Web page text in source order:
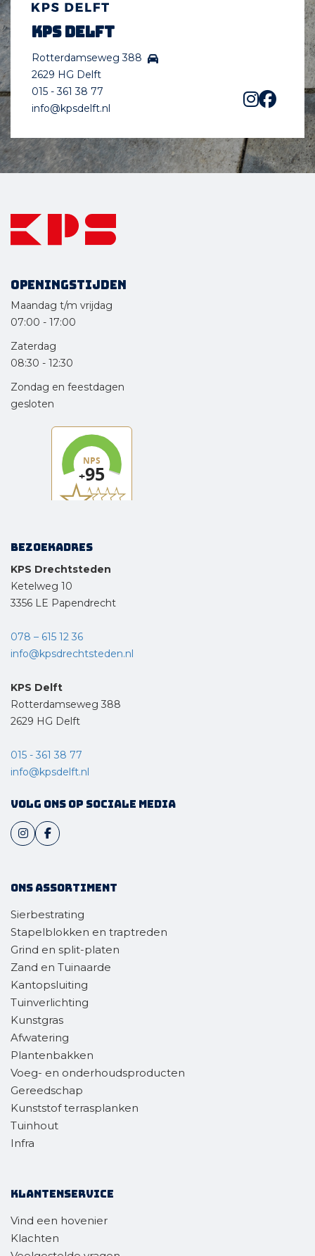
KPS Delft
Rotterdamseweg 388
2629 HG Delft
015 - 361 38 77
info@kpsdelft.nl
Openingstijden
Maandag t/m vrijdag
07:00 - 17:00
Zaterdag
08:30 - 12:30
Zondag en feestdagen
gesloten
Bezoekadres
KPS Drechtsteden
Ketelweg 10
3356 LE Papendrecht
078 – 615 12 36
info@kpsdrechtsteden.nl
KPS Delft
Rotterdamseweg 388
2629 HG Delft
015 - 361 38 77
info@kpsdelft.nl
Volg ons op sociale media
Ons assortiment
Sierbestrating
Stapelblokken en traptreden
Grind en split-platen
Zand en Tuinaarde
Kantopsluiting
Tuinverlichting
Kunstgras
Afwatering
Plantenbakken
Voeg- en onderhoudsproducten
Gereedschap
Kunststof terrasplanken
Tuinhout
Infra
Klantenservice
Vind een hovenier
Klachten